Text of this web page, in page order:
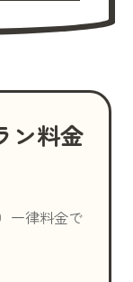
ン料金
一律料金で